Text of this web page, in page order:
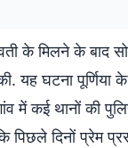
के मिलने के बाद
घटना पूर्णिया के
में कई थानों की
पिछले दिनों प्रेम